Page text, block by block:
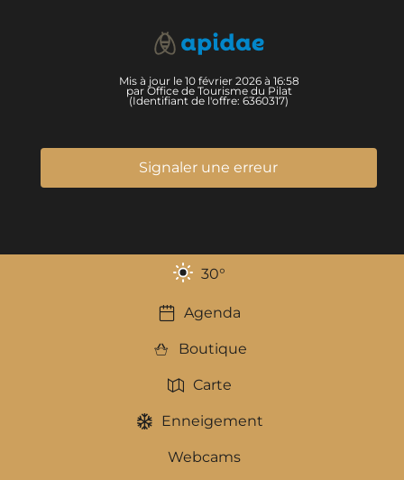
Mis à jour le 10 février 2026 à 16:58
par Office de Tourisme du Pilat
(Identifiant de l'offre: 6360317)
Signaler une erreur
30°
Agenda
Boutique
Carte
Enneigement
Webcams